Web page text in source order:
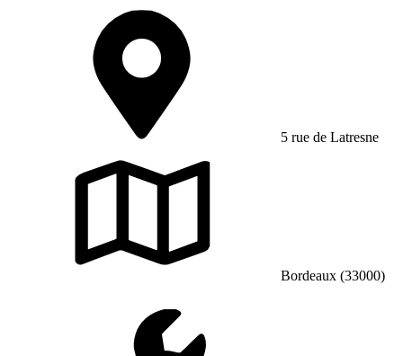
5 rue de Latresne
Bordeaux (33000)